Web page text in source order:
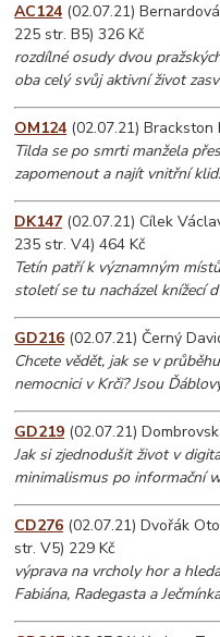
AC124 (02.07.21)
225 str. B5) 326 Kč
rozdílné osudy dvou
oba celý svůj aktivní život
OM124 (02.07.21) Brackston
Tilda se po smrti manžela
zapomenout a najít vnitřní
DK147 (02.07.21) Cílek
235 str. V4) 464 Kč
Tetín patří k významným
století se tu nacházel knížecí
GD216 (02.07.21) Černý
Chcete vědět, jak se v
nemocnici v Krči? Jsou
GD219 (02.07.21)
Jak si zjednodušit život v
minimalismus po informační
CD276 (02.07.21) Dvořák
str. V5) 229 Kč
výprava na vrcholy hor a
Fabiána, Radegasta a